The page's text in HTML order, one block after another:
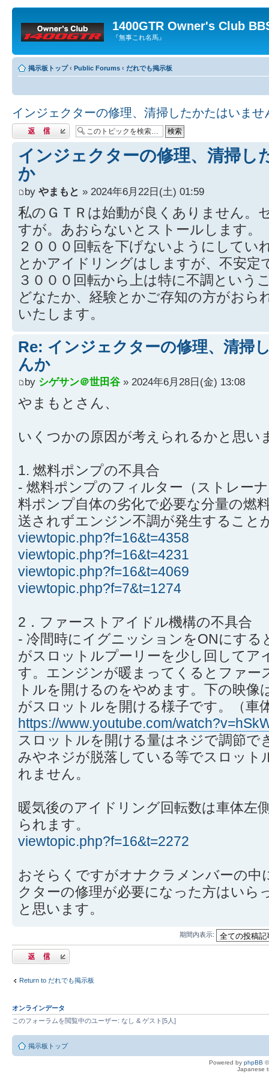
1400GTR Owner's Club
『無事これ名馬』
掲示板トップ ‹ Public Forums ‹ だれでも掲示板
インジェクターの修理、清掃したかたはいませ
返信する
インジェクターの修理、清掃し
か
by やまもと » 2024年6月22日(土) 01:59
私のＧＴＲは始動が良くありません。
すが。あおらないとストールします。
２０００回転を下げないようにしてい
とかアイドリングはしますが、不安定
３０００回転から上は特に不調という
どなたか、経験とかご存知の方がおら
いたします。
Re: インジェクターの修理、清掃
んか
by シゲサン＠世田谷 » 2024年6月28日(金) 13:08
やまもとさん、
いくつかの原因が考えられるかと思い
1. 燃料ポンプの不具合
- 燃料ポンプのフィルター（ストレー
料ポンプ自体の劣化で必要な分量の燃
送されずエンジン不調が発生すること
viewtopic.php?f=16&t=4358
viewtopic.php?f=16&t=4231
viewtopic.php?f=16&t=4069
viewtopic.php?f=7&t=1274
2．ファーストアイドル機構の不具合
- 冷間時にイグニッションをONにする
がスロットルプーリーを少し回してア
す。エンジンが暖まってくるとファー
トルを開けるのをやめます。下の映像
がスロットルを開ける様子です。（車
https://www.youtube.com/
スロットルを開ける量はネジで調節で
みやネジが脱落している等でスロット
れません。
暖気後のアイドリング回転数は車体左
られます。
viewtopic.php?f=16&t=2272
おそらくですがオナクラメンバーの中
クターの修理が必要になった方はいら
と思います。
期間内表示:
返信する
Return to だれでも掲示板
オンラインデータ
このフォーラムを閲覧中のユーザー: なし & ゲスト[5人]
掲示板トップ
Powered by phpBB
Japanese